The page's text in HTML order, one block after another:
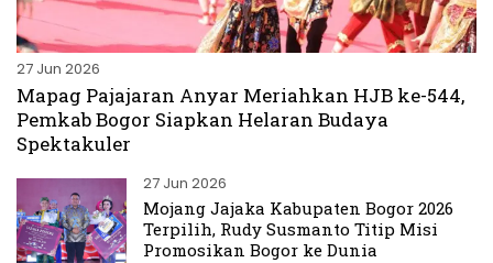
27 Jun 2026
Mapag Pajajaran Anyar Meriahkan HJB ke-544,
Pemkab Bogor Siapkan Helaran Budaya
Spektakuler
27 Jun 2026
Mojang Jajaka Kabupaten Bogor 2026
Terpilih, Rudy Susmanto Titip Misi
Promosikan Bogor ke Dunia